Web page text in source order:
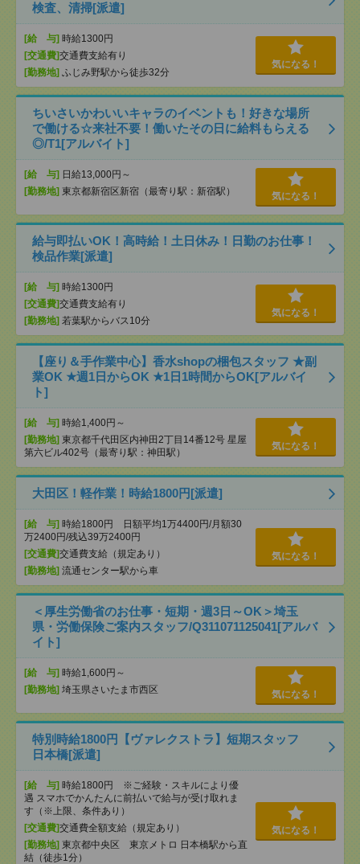
検査、清掃[派遣]
[給 与] 時給1300円
[交通費]交通費支給有り
[勤務地] ふじみ野駅から徒歩32分
気になる！
ちいさいかわいいキャラのイベントも！好きな場所
で働ける☆来社不要！働いたその日に給料もらえる
◎/T1[アルバイト]
[給 与] 日給13,000円～
[勤務地] 東京都新宿区新宿（最寄り駅：新宿駅） 気になる！
給与即払いOK！高時給！土日休み！日勤のお仕事！
検品作業[派遣]
[給 与] 時給1300円
[交通費]交通費支給有り
[勤務地] 若葉駅からバス10分
気になる！
【座り＆手作業中心】香水shopの梱包スタッフ ★副
業OK ★週1日からOK ★1日1時間からOK[アルバイ
ト]
[給 与] 時給1,400円～
[勤務地] 東京都千代田区内神田2丁目14番12号 星屋
第六ビル402号（最寄り駅：神田駅）
気になる！
大田区！軽作業！時給1800円[派遣]
[給 与] 時給1800円 日額平均1万4400円/月額30
万2400円/残込39万2400円
[交通費]交通費支給（規定あり）
[勤務地] 流通センター駅から車
気になる！
＜厚生労働省のお仕事・短期・週3日～OK＞埼玉
県・労働保険ご案内スタッフ/Q311071125041[アルバ
イト]
[給 与] 時給1,600円～
[勤務地] 埼玉県さいたま市西区 気になる！
特別時給1800円【ヴァレクストラ】短期スタッフ
日本橋[派遣]
[給 与] 時給1800円 ※ご経験・スキルにより優
遇 スマホでかんたんに前払いで給与が受け取れま
す（※上限、条件あり）
[交通費]交通費全額支給（規定あり）
[勤務地] 東京都中央区 東京メトロ 日本橋駅から直
結（徒歩1分）
気になる！